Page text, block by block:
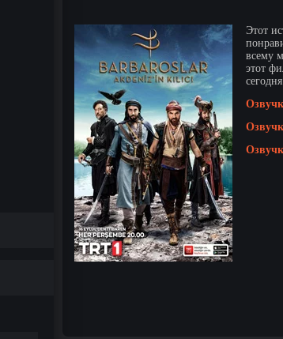
Этот
всему
этот